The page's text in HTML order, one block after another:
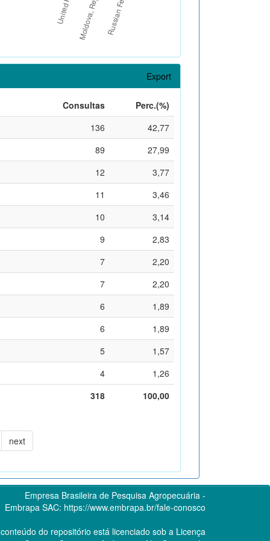
Export
Consultas
Perc.(%)
136
42,77
89
27,99
12
3,77
11
3,46
10
3,14
9
2,83
7
2,20
7
2,20
6
1,89
6
1,89
5
1,57
4
1,26
318
100,00
next
Empresa Brasileira de Pesquisa Agropecuária -
Embrapa SAC: https://www.embrapa.br/fale-conosco
do repositório está licenciado sob a Licença